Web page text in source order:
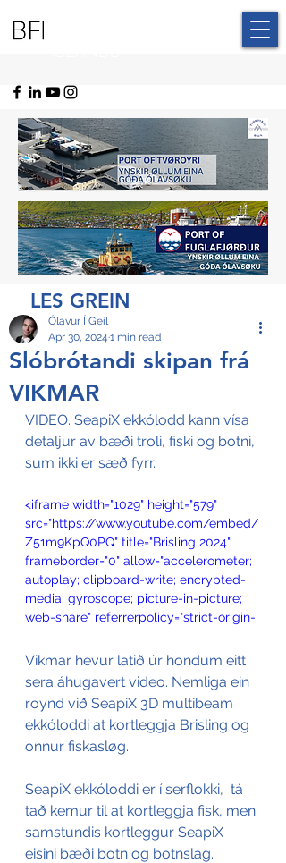
LES GREIN
Slóbrótandi skipan frá
VIKMAR
Ólavur Í Geil
Apr 30, 2024 1 min read
VIDEO. SeapiX ekkólodd kann vísa
detaljur av bæði troli, fiski og botni,
sum ikki er sæð fyrr.
<iframe width="1029" height="579"
src="https://www.youtube.com/embed/
Z51m9KpQ0PQ" title="Brisling 2024"
frameborder="0" allow="accelerometer;
autoplay; clipboard-write; encrypted-
media; gyroscope; picture-in-picture;
web-share" referrerpolicy="strict-origin-
</iframe>
Vikmar hevur latið úr hondum eitt
sera áhugavert video. Nemliga ein
roynd við SeapiX 3D multibeam
ekkóloddi at kortleggja Brisling og
onnur fiskasløg.
SeapiX ekkóloddi er í serflokki,  tá
tað kemur til at kortleggja fisk, men
samstundis kortleggur SeapiX
eisini bæði botn og botnslag.